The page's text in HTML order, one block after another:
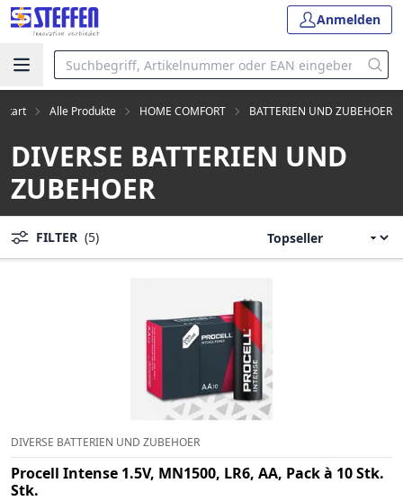
Anmelden
Start Alle Produkte HOME COMFORT BATTERIEN UND ZUBEHOER
DIVERSE BATTERIEN UND
ZUBEHOER
FILTER (5)
DIVERSE BATTERIEN UND ZUBEHOER
Procell Intense 1.5V, MN1500, LR6, AA, Pack à 10 Stk.
Stk.